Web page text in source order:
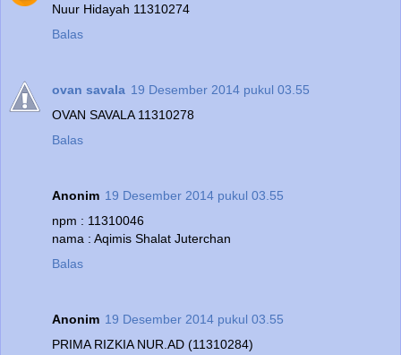
Nuur Hidayah 11310274
Balas
ovan savala 19 Desember 2014 pukul 03.55
OVAN SAVALA 11310278
Balas
Anonim 19 Desember 2014 pukul 03.55
npm : 11310046
nama : Aqimis Shalat Juterchan
Balas
Anonim 19 Desember 2014 pukul 03.55
PRIMA RIZKIA NUR.AD (11310284)